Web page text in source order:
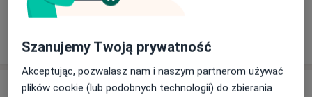
o doświadczeniu
Usługi i ceny
Szanujemy Twoją prywatność
Akceptując, pozwalasz nam i naszym partnerom używać
plików cookie (lub podobnych technologii) do zbierania